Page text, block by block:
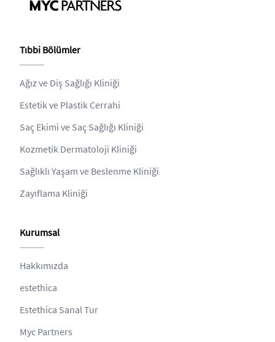
Tıbbi Bölümler
Ağız ve Diş Sağlığı Kliniği
Estetik ve Plastik Cerrahi
Saç Ekimi ve Saç Sağlığı Kliniği
Kozmetik Dermatoloji Kliniği
Sağlıklı Yaşam ve Beslenme Kliniği
Zayıflama Kliniği
Kurumsal
Hakkımızda
estethica
Estethica Sanal Tur
Myc Partners